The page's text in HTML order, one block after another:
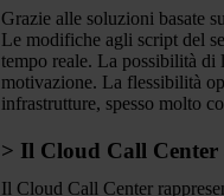
Grazie alle soluzioni basate
Le modifiche agli script del
tempo reale. La possibilità di
motivazione. La flessibilità
infrastrutture, spesso molto
> Il Cloud Call Center
Il Cloud Call Center